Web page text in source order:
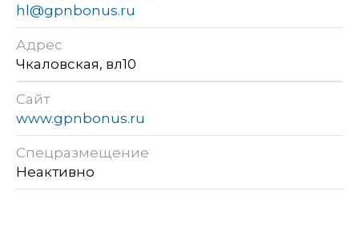
hl@gpnbonus.ru
Адрес
Чкаловская, вл10
Сайт
www.gpnbonus.ru
Спецразмещение
Неактивно